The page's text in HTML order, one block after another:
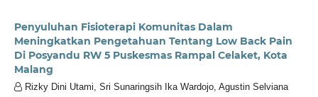
Penyuluhan Fisioterapi Komunitas Dalam
Meningkatkan Pengetahuan Tentang Low Back Pain
Di Posyandu RW 5 Puskesmas Rampal Celaket, Kota
Malang
Rizky Dini Utami, Sri Sunaringsih Ika Wardojo, Agustin Selviana